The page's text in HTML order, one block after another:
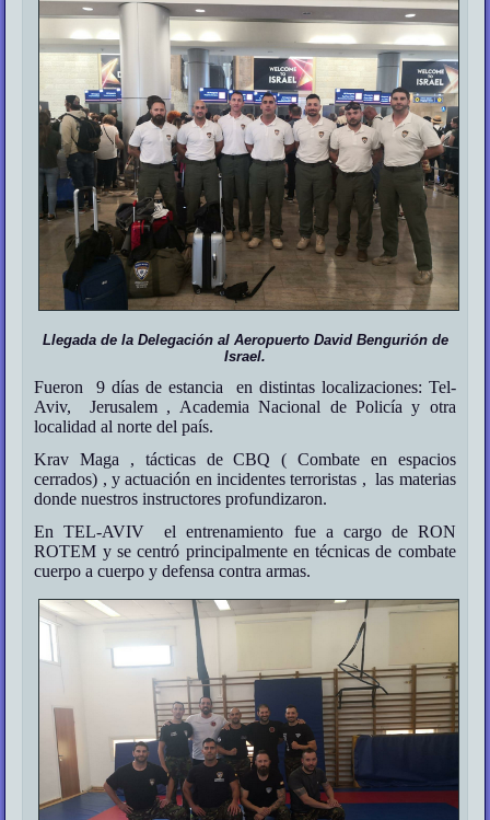
Llegada de la Delegación al Aeropuerto David Bengurión de
Israel.
Fueron 9 días de estancia en distintas localizaciones: Tel-
Aviv, Jerusalem , Academia Nacional de Policía y otra
localidad al norte del país.
Krav Maga , tácticas de CBQ ( Combate en espacios
cerrados) , y actuación en incidentes terroristas , las materias
donde nuestros instructores profundizaron.
En TEL-AVIV el entrenamiento fue a cargo de RON
ROTEM y se centró principalmente en técnicas de combate
cuerpo a cuerpo y defensa contra armas.